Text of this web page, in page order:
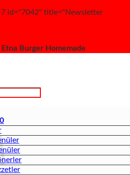
id="7042" title="Newsletter
Burger Homemade
0